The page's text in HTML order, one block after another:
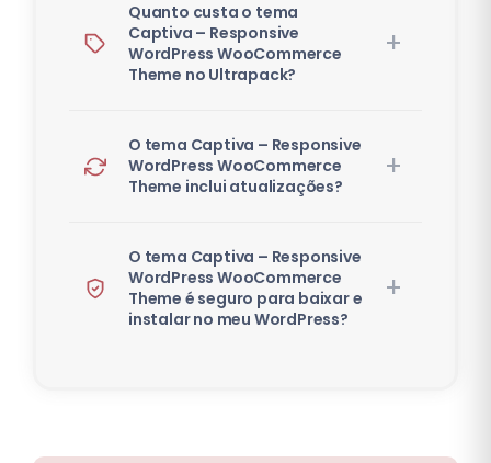
Quanto custa o tema
Captiva – Responsive
WordPress WooCommerce
Theme no Ultrapack?
O tema Captiva – Responsive
WordPress WooCommerce
Theme inclui atualizações?
O tema Captiva – Responsive
WordPress WooCommerce
Theme é seguro para baixar e
instalar no meu WordPress?